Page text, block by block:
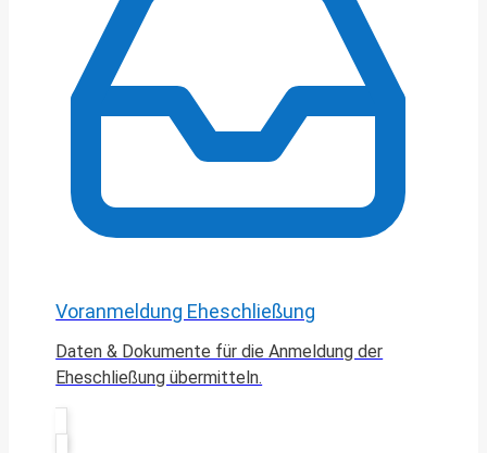
Voranmeldung Eheschließung
Daten & Dokumente für die Anmeldung der
Eheschließung übermitteln.